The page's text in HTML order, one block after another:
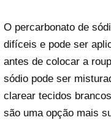
O percarbonato de
difíceis e pode ser
antes de colocar a
sódio pode ser
clarear tecidos
são uma opção mais